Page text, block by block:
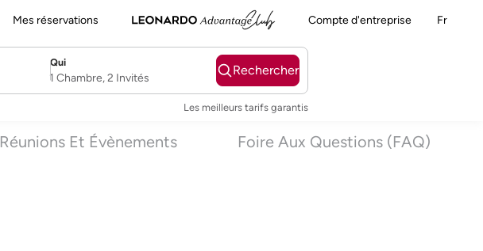
Mes réservations Compte d'entreprise Fr
Qui
Username
1 Chambre, 2 Invités
Rechercher
Les meilleurs tarifs garantis
Réunions Et Évènements Foire Aux Questions (FAQ)